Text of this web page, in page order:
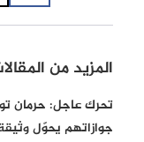
المزيد من
تحرك عاجل: حرمان
جوازاتهم يحوّل